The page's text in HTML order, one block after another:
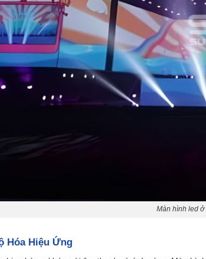
Màn hình led
Hóa Hiệu Ứng